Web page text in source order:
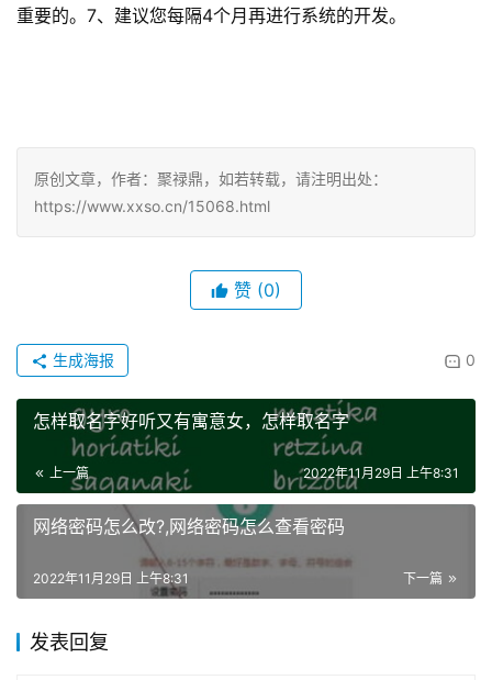
重要的。 7、建议您每隔4个月再进行系统的开发。
原创文章，作者：聚禄鼎，如若转载，请注明出处：
https://www.xxso.cn/15068.html
赞 (0)
0
生成海报
怎样取名字好听又有寓意女，怎样取名字
上一篇 2022年11月29日 上午8:31
网络密码怎么改?,网络密码怎么查看密码
下一篇
2022年11月29日 上午8:31
发表回复